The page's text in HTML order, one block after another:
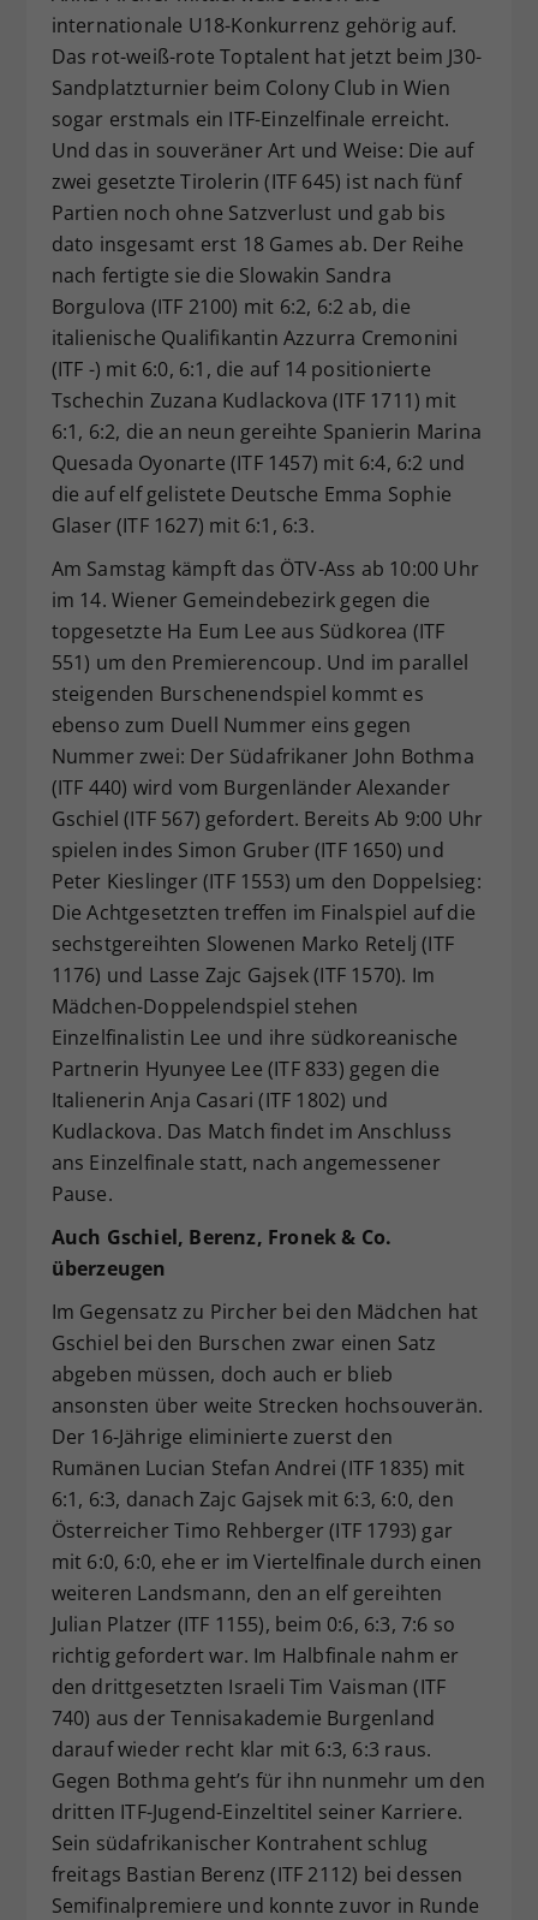
internationale U18-Konkurrenz gehörig auf.
Das rot-weiß-rote Toptalent hat jetzt beim J30-
Sandplatzturnier beim Colony Club in Wien
sogar erstmals ein ITF-Einzelfinale erreicht.
Und das in souveräner Art und Weise: Die auf
zwei gesetzte Tirolerin (ITF 645) ist nach fünf
Partien noch ohne Satzverlust und gab bis
dato insgesamt erst 18 Games ab. Der Reihe
nach fertigte sie die Slowakin Sandra
Borgulova (ITF 2100) mit 6:2, 6:2 ab, die
italienische Qualifikantin Azzurra Cremonini
(ITF -) mit 6:0, 6:1, die auf 14 positionierte
Tschechin Zuzana Kudlackova (ITF 1711) mit
6:1, 6:2, die an neun gereihte Spanierin Marina
Quesada Oyonarte (ITF 1457) mit 6:4, 6:2 und
die auf elf gelistete Deutsche Emma Sophie
Glaser (ITF 1627) mit 6:1, 6:3.
Am Samstag kämpft das ÖTV-Ass ab 10:00 Uhr
im 14. Wiener Gemeindebezirk gegen die
topgesetzte Ha Eum Lee aus Südkorea (ITF
551) um den Premierencoup. Und im parallel
steigenden Burschenendspiel kommt es
ebenso zum Duell Nummer eins gegen
Nummer zwei: Der Südafrikaner John Bothma
(ITF 440) wird vom Burgenländer Alexander
Gschiel (ITF 567) gefordert. Bereits Ab 9:00 Uhr
spielen indes Simon Gruber (ITF 1650) und
Peter Kieslinger (ITF 1553) um den Doppelsieg:
Die Achtgesetzten treffen im Finalspiel auf die
sechstgereihten Slowenen Marko Retelj (ITF
1176) und Lasse Zajc Gajsek (ITF 1570). Im
Mädchen-Doppelendspiel stehen
Einzelfinalistin Lee und ihre südkoreanische
Partnerin Hyunyee Lee (ITF 833) gegen die
Italienerin Anja Casari (ITF 1802) und
Kudlackova. Das Match findet im Anschluss
ans Einzelfinale statt, nach angemessener
Pause.
Auch Gschiel, Berenz, Fronek & Co.
überzeugen
Im Gegensatz zu Pircher bei den Mädchen hat
Gschiel bei den Burschen zwar einen Satz
abgeben müssen, doch auch er blieb
ansonsten über weite Strecken hochsouverän.
Der 16-Jährige eliminierte zuerst den
Rumänen Lucian Stefan Andrei (ITF 1835) mit
6:1, 6:3, danach Zajc Gajsek mit 6:3, 6:0, den
Österreicher Timo Rehberger (ITF 1793) gar
mit 6:0, 6:0, ehe er im Viertelfinale durch einen
weiteren Landsmann, den an elf gereihten
Julian Platzer (ITF 1155), beim 0:6, 6:3, 7:6 so
richtig gefordert war. Im Halbfinale nahm er
den drittgesetzten Israeli Tim Vaisman (ITF
740) aus der Tennisakademie Burgenland
darauf wieder recht klar mit 6:3, 6:3 raus.
Gegen Bothma geht’s für ihn nunmehr um den
dritten ITF-Jugend-Einzeltitel seiner Karriere.
Sein südafrikanischer Kontrahent schlug
freitags Bastian Berenz (ITF 2112) bei dessen
Semifinalpremiere und konnte zuvor in Runde
Dieser Wert speichert Ihre Consent-
Einstellungen. Unter anderem eine
zufällig generierte ID, für die
historische Speicherung Ihrer
Webseiten-Betreiber dies eingestellt
hat.